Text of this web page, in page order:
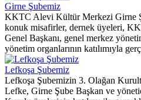
Girne Şubemiz
KKTC Alevi Kültür Merkezi Girne
konuk misafirler, dernek üyeleri,
Genel Başkanı, genel merkez
yönetim organlarının katılımıyla
Lefkoşa Şubemiz
Lefkoşa Şubemizin 3. Olağan
Lefke, Girne Şube Başkan ve